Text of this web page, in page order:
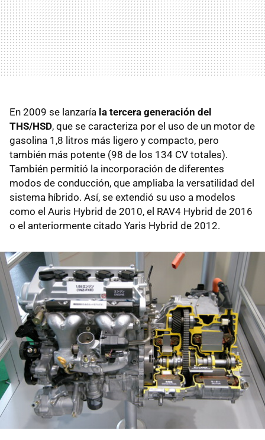
En 2009 se lanzaría la tercera generación del
THS/HSD, que se caracteriza por el uso de un motor de
gasolina 1,8 litros más ligero y compacto, pero
también más potente (98 de los 134 CV totales).
También permitió la incorporación de diferentes
modos de conducción, que ampliaba la versatilidad del
sistema híbrido. Así, se extendió su uso a modelos
como el Auris Hybrid de 2010, el RAV4 Hybrid de 2016
o el anteriormente citado Yaris Hybrid de 2012.